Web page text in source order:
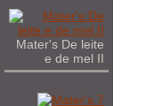
Mater's De leite
e de mel II